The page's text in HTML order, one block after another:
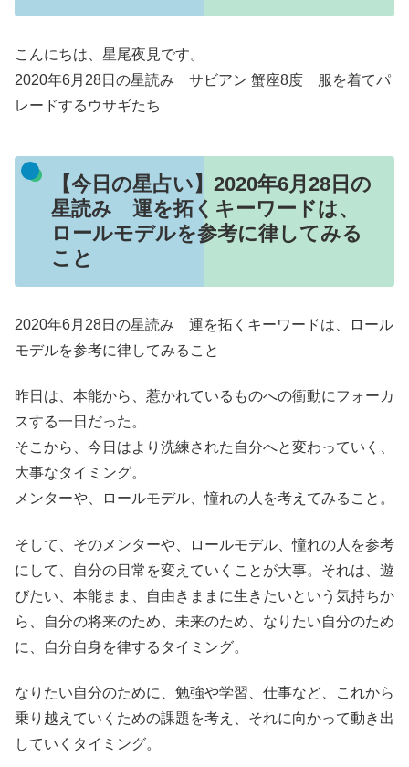
こんにちは、星尾夜見です。
2020年6月28日の星読み サビアン 蟹座8度 服を着てパ
レードするウサギたち
【今日の星占い】2020年6月28日の
星読み 運を拓くキーワードは、
ロールモデルを参考に律してみる
こと
2020年6月28日の星読み 運を拓くキーワードは、ロール
モデルを参考に律してみること
昨日は、本能から、惹かれているものへの衝動にフォーカ
スする一日だった。
そこから、今日はより洗練された自分へと変わっていく、
大事なタイミング。
メンターや、ロールモデル、憧れの人を考えてみること。
そして、そのメンターや、ロールモデル、憧れの人を参考
にして、自分の日常を変えていくことが大事。それは、遊
びたい、本能まま、自由きままに生きたいという気持ちか
ら、自分の将来のため、未来のため、なりたい自分のため
に、自分自身を律するタイミング。
なりたい自分のために、勉強や学習、仕事など、これから
乗り越えていくための課題を考え、それに向かって動き出
していくタイミング。